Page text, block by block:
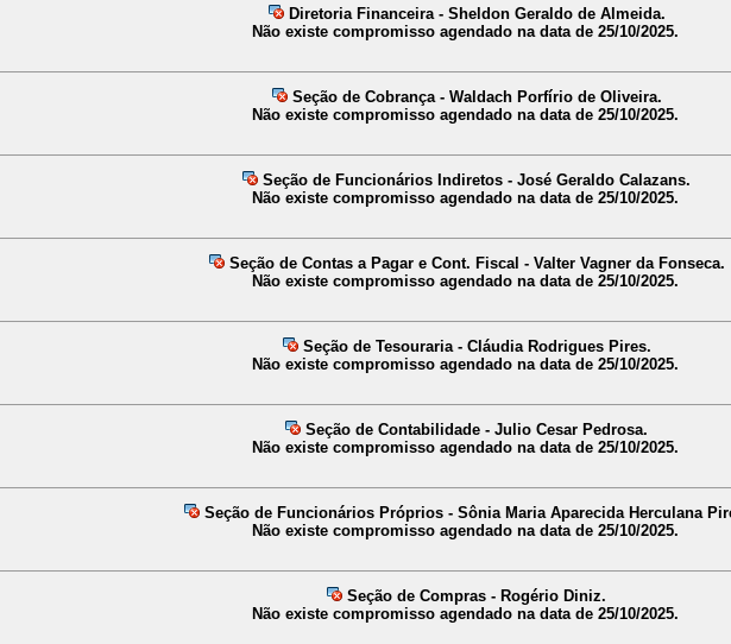
Diretoria Financeira - Sheldon Geraldo de Almeida.
Não existe compromisso agendado na data de 25/10/2025.
Seção de Cobrança - Waldach Porfírio de Oliveira.
Não existe compromisso agendado na data de 25/10/2025.
Seção de Funcionários Indiretos - José Geraldo Calazans.
Não existe compromisso agendado na data de 25/10/2025.
Seção de Contas a Pagar e Cont. Fiscal - Valter Vagner da Fonseca.
Não existe compromisso agendado na data de 25/10/2025.
Seção de Tesouraria - Cláudia Rodrigues Pires.
Não existe compromisso agendado na data de 25/10/2025.
Seção de Contabilidade - Julio Cesar Pedrosa.
Não existe compromisso agendado na data de 25/10/2025.
Seção de Funcionários Próprios - Sônia Maria Aparecida Herculana
Não existe compromisso agendado na data de 25/10/2025.
Seção de Compras - Rogério Diniz.
Não existe compromisso agendado na data de 25/10/2025.